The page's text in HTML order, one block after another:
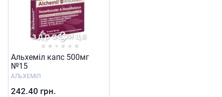
Альхеміл капс 500мг
№15
АЛЬХЕМІЛ
242.40 грн.